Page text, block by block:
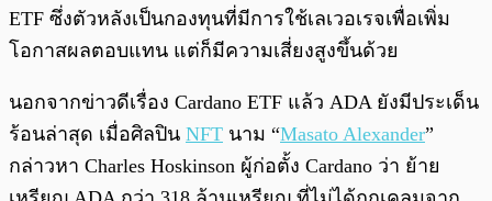
ETF ซึ่งตัวหลังเป็นกองทุนที่มีการใช้เลเวอเรจเพื่อเพิ่ม
โอกาสผลตอบแทน แต่ก็มีความเสี่ยงสูงขึ้นด้วย
นอกจากข่าวดีเรื่อง Cardano ETF แล้ว ADA ยังมีประเด็น
ร้อนล่าสุด เมื่อศิลปิน NFT นาม “Masato Alexander”
กล่าวหา Charles Hoskinson ผู้ก่อตั้ง Cardano ว่า ย้าย